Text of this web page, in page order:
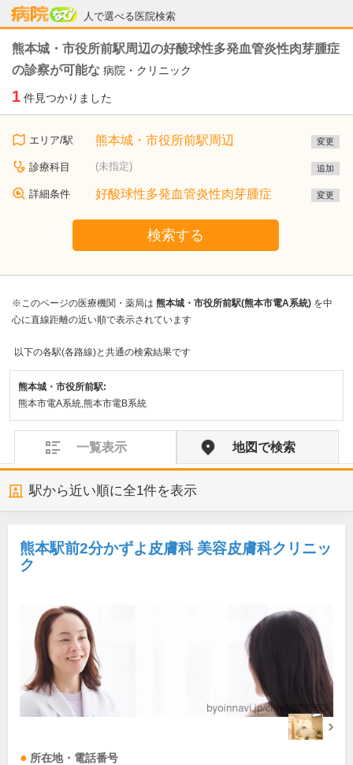
人で選べる医院検索
病院なび
熊本城・市役所前駅周辺の好酸球性多発血管炎性肉芽腫症
の診察が可能な 病院・クリニック
1 件見つかりました
エリア/駅 熊本城・市役所前駅周辺 変更
診療科目 (未指定) 追加
詳細条件 好酸球性多発血管炎性肉芽腫症 変更
検索する
※このページの医療機関・薬局は 熊本城・市役所前駅(熊本市電A系統) を中
心に直線距離の近い順で表示されています
以下の各駅(各路線)と共通の検索結果です
熊本城・市役所前駅:
熊本市電A系統,熊本市電B系統
一覧表示 地図で検索
駅から近い順に全1件を表示
熊本駅前2分かずよ皮膚科 美容皮膚科クリニッ
ク
所在地・電話番号